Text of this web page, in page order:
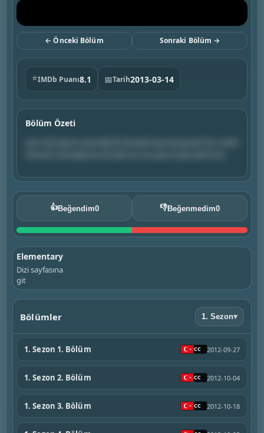
← Önceki Bölüm Sonraki Bölüm →
⭐IMDb Puanı8.1 📅Tarih2013-03-14
Bölüm Özeti
👍Beğendim0 👎Beğenmedim0
Elementary
Dizi sayfasına
git
Bölümler 1. Sezon▾
1. Sezon 1. Bölüm 2012-09-27
1. Sezon 2. Bölüm 2012-10-04
1. Sezon 3. Bölüm 2012-10-18